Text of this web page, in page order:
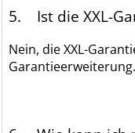
5. Ist die XXL-
Nein, die XXL-
Garantieerweiterung.